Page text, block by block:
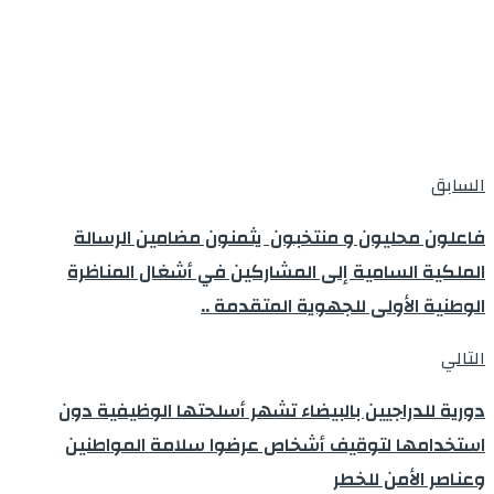
السابق
فاعلون محليون و منتخبون يثمنون مضامين الرسالة
الملكية السامية إلى المشاركين في أشغال المناظرة
الوطنية الأولى للجهوية المتقدمة ..
التالي
دورية للدراجيين بالبيضاء تشهر أسلحتها الوظيفية دون
استخدامها لتوقيف أشخاص عرضوا سلامة المواطنين
وعناصر الأمن للخطر